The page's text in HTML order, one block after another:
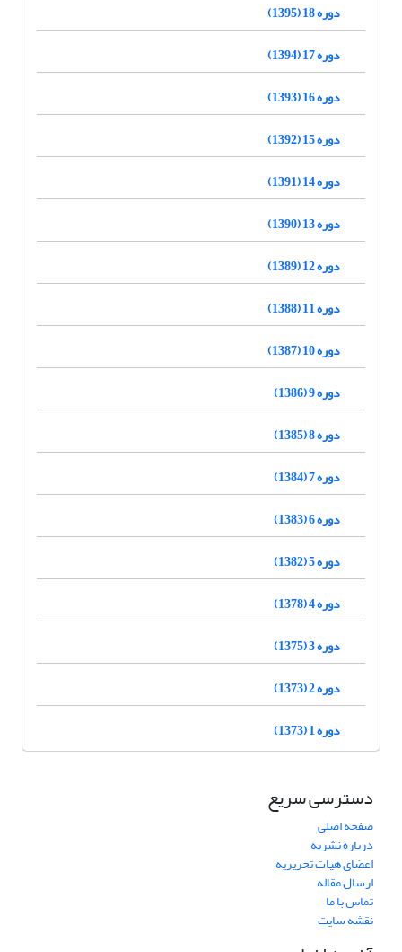
دوره 18 (1395)
دوره 17 (1394)
دوره 16 (1393)
دوره 15 (1392)
دوره 14 (1391)
دوره 13 (1390)
دوره 12 (1389)
دوره 11 (1388)
دوره 10 (1387)
دوره 9 (1386)
دوره 8 (1385)
دوره 7 (1384)
دوره 6 (1383)
دوره 5 (1382)
دوره 4 (1378)
دوره 3 (1375)
دوره 2 (1373)
دوره 1 (1373)
دسترسی سریع
صفحه اصلی
درباره نشریه
اعضای هیات تحریریه
ارسال مقاله
تماس با ما
نقشه سایت